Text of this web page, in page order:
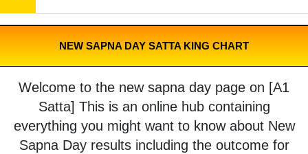
NEW SAPNA DAY SATTA KING CHART
Welcome to the new sapna day page on [A1
Satta] This is an online hub containing
everything you might want to know about New
Sapna Day results including the outcome for